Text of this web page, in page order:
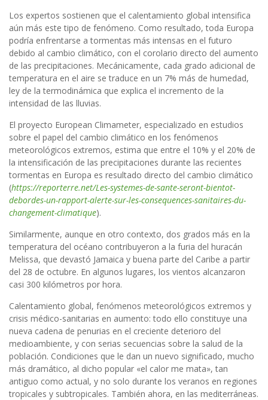
Los expertos sostienen que el calentamiento global intensifica
aún más este tipo de fenómeno. Como resultado, toda Europa
podría enfrentarse a tormentas más intensas en el futuro
debido al cambio climático, con el corolario directo del aumento
de las precipitaciones. Mecánicamente, cada grado adicional de
temperatura en el aire se traduce en un 7% más de humedad,
ley de la termodinámica que explica el incremento de la
intensidad de las lluvias.
El proyecto European Climameter, especializado en estudios
sobre el papel del cambio climático en los fenómenos
meteorológicos extremos, estima que entre el 10% y el 20% de
la intensificación de las precipitaciones durante las recientes
tormentas en Europa es resultado directo del cambio climático
(https://reporterre.net/Les-systemes-de-sante-seront-bientot-
debordes-un-rapport-alerte-sur-les-consequences-sanitaires-du-
changement-climatique).
Similarmente, aunque en otro contexto, dos grados más en la
temperatura del océano contribuyeron a la furia del huracán
Melissa, que devastó Jamaica y buena parte del Caribe a partir
del 28 de octubre. En algunos lugares, los vientos alcanzaron
casi 300 kilómetros por hora.
Calentamiento global, fenómenos meteorológicos extremos y
crisis médico-sanitarias en aumento: todo ello constituye una
nueva cadena de penurias en el creciente deterioro del
medioambiente, y con serias secuencias sobre la salud de la
población. Condiciones que le dan un nuevo significado, mucho
más dramático, al dicho popular «el calor me mata», tan
antiguo como actual, y no solo durante los veranos en regiones
tropicales y subtropicales. También ahora, en las mediterráneas.